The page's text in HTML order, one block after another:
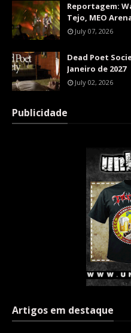
Reportagem:
Tejo, MEO
July 07, 2026
Dead Poet
Janeiro de 2027
July 02, 2026
Publicidade
Artigos em destaque